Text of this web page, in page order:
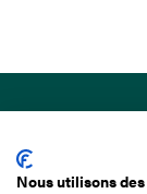
Nous utilisons